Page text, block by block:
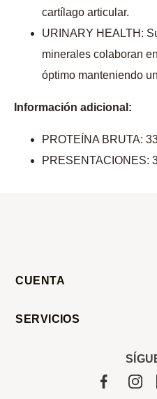
cartílago articular.
URINARY HEALTH:
minerales colaboran
óptimo manteniendo
Información adicional:
PROTEÍNA BRUTA:
PRESENTACIONES:
CUENTA
SERVICIOS